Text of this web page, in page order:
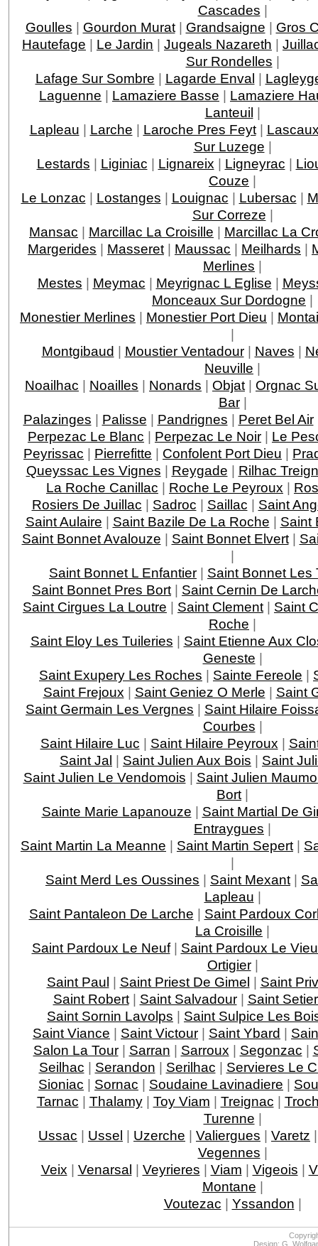
Cascades |
Goulles | Gourdon Murat| Grandsaigne | Gros
Hautefage | Le Jardin | Jugeals Nazareth |
Sur Rondelles |
Lafage Sur Sombre | Lagarde Enval |
Laguenne | Lamaziere Basse | Lamaziere
Lanteuil |
Lapleau | Larche | Laroche Pres Feyt|
Sur Luzege |
Lestards | Liginiac | Lignareix | Ligneyrac |
Couze |
Le Lonzac | Lostanges | Louignac | Lubersac |
Sur Correze |
Mansac | Marcillac La Croisille | Marcillac La
Margerides | Masseret | Maussac | Meilhards |
Merlines |
Mestes | Meymac | Meyrignac L Eglise |
Monceaux Sur Dordogne |
Monestier Merlines | Monestier Port Dieu |
|
Montgibaud | Moustier Ventadour| Naves |
Neuville |
Noailhac | Noailles | Nonards | Objat | Orgnac
Bar|
Palazinges | Palisse | Pandrignes | Peret Bel Air
Perpezac Le Blanc | Perpezac Le Noir | Le
Peyrissac | Pierrefitte | Confolent Port Dieu |
Queyssac Les Vignes | Reygade | Rilhac
La Roche Canillac | Roche Le Peyroux |
Rosiers De Juillac | Sadroc | Saillac | Saint
Saint Aulaire | Saint Bazile De La Roche | Saint
Saint Bonnet Avalouze | Saint Bonnet Elvert|
|
Saint Bonnet L Enfantier | Saint Bonnet Les
Saint Bonnet Pres Bort | Saint Cernin De
Saint Cirgues La Loutre | Saint Clement | Saint
Roche |
Saint Eloy Les Tuileries | Saint Etienne Aux
Geneste |
Saint Exupery Les Roches | Sainte Fereole |
Saint Frejoux | Saint Geniez O Merle | Saint
Saint Germain Les Vergnes | Saint Hilaire
Courbes |
Saint Hilaire Luc | Saint Hilaire Peyroux |
Saint Jal | Saint Julien Aux Bois | Saint
Saint Julien Le Vendomois | Saint Julien
Bort |
Sainte Marie Lapanouze | Saint Martial De
Entraygues |
Saint Martin La Meanne | Saint Martin Sepert |
|
Saint Merd Les Oussines | Saint Mexant |
Lapleau |
Saint Pantaleon De Larche | Saint Pardoux
La Croisille |
Saint Pardoux Le Neuf| Saint Pardoux Le
Ortigier|
Saint Paul | Saint Priest De Gimel | Saint
Saint Robert| Saint Salvadour| Saint
Saint Sornin Lavolps | Saint Sulpice Les
Saint Viance | Saint Victour | Saint Ybard |
Salon La Tour| Sarran | Sarroux | Segonzac |
Seilhac | Serandon | Serilhac | Servieres Le
Sioniac | Sornac | Soudaine Lavinadiere |
Tarnac | Thalamy| Toy Viam | Treignac |
Turenne |
Ussac | Ussel | Uzerche | Valiergues | Varetz
Vegennes |
Veix | Venarsal | Veyrieres | Viam | Vigeois |
Montane |
Voutezac | Yssandon |
Design: G.